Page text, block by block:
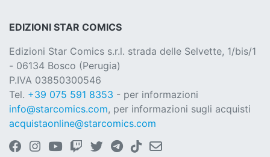
EDIZIONI STAR COMICS
Edizioni Star Comics s.r.l. strada delle Selvette, 1/bis/1
- 06134 Bosco (Perugia)
P.IVA 03850300546
Tel. +39 075 591 8353 - per informazioni
info@starcomics.com, per informazioni sugli acquisti
acquistaonline@starcomics.com